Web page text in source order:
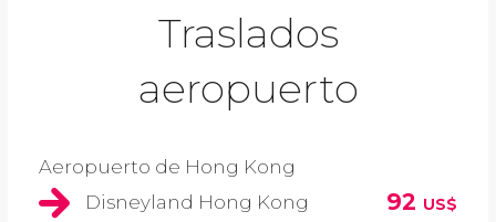
Traslados
aeropuerto
Aeropuerto de Hong Kong
Disneyland Hong Kong
92 US$